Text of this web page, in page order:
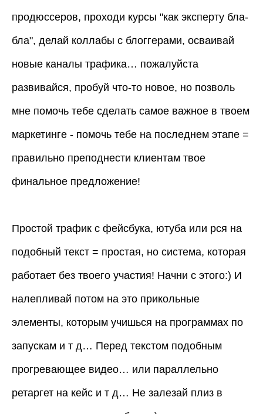
продюссеров, проходи курсы "как эксперту бла-
бла", делай коллабы с блоггерами, осваивай
новые каналы трафика… пожалуйста
развивайся, пробуй что-то новое, но позволь
мне помочь тебе сделать самое важное в твоем
маркетинге - помочь тебе на последнем этапе =
правильно преподнести клиентам твое
финальное предложение!
Простой трафик с фейсбука, ютуба или рся на
подобный текст = простая, но система, которая
работает без твоего участия! Начни с этого:) И
налепливай потом на это прикольные
элементы, которым учишься на программах по
запускам и т д… Перед текстом подобным
прогревающее видео… или параллельно
ретаргет на кейс и т д… Не залезай плиз в